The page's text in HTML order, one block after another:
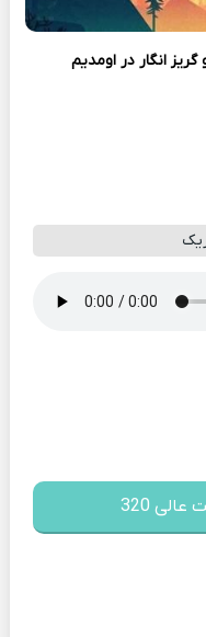
انگار در اومدیم
320